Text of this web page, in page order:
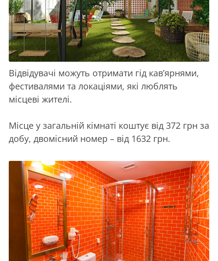
Відвідувачі можуть отримати гід кав’ярнями,
фестивалями та локаціями, які люблять
місцеві жителі.
Місце у загальній кімнаті коштує від 372 грн за
добу, двомісний номер – від 1632 грн.